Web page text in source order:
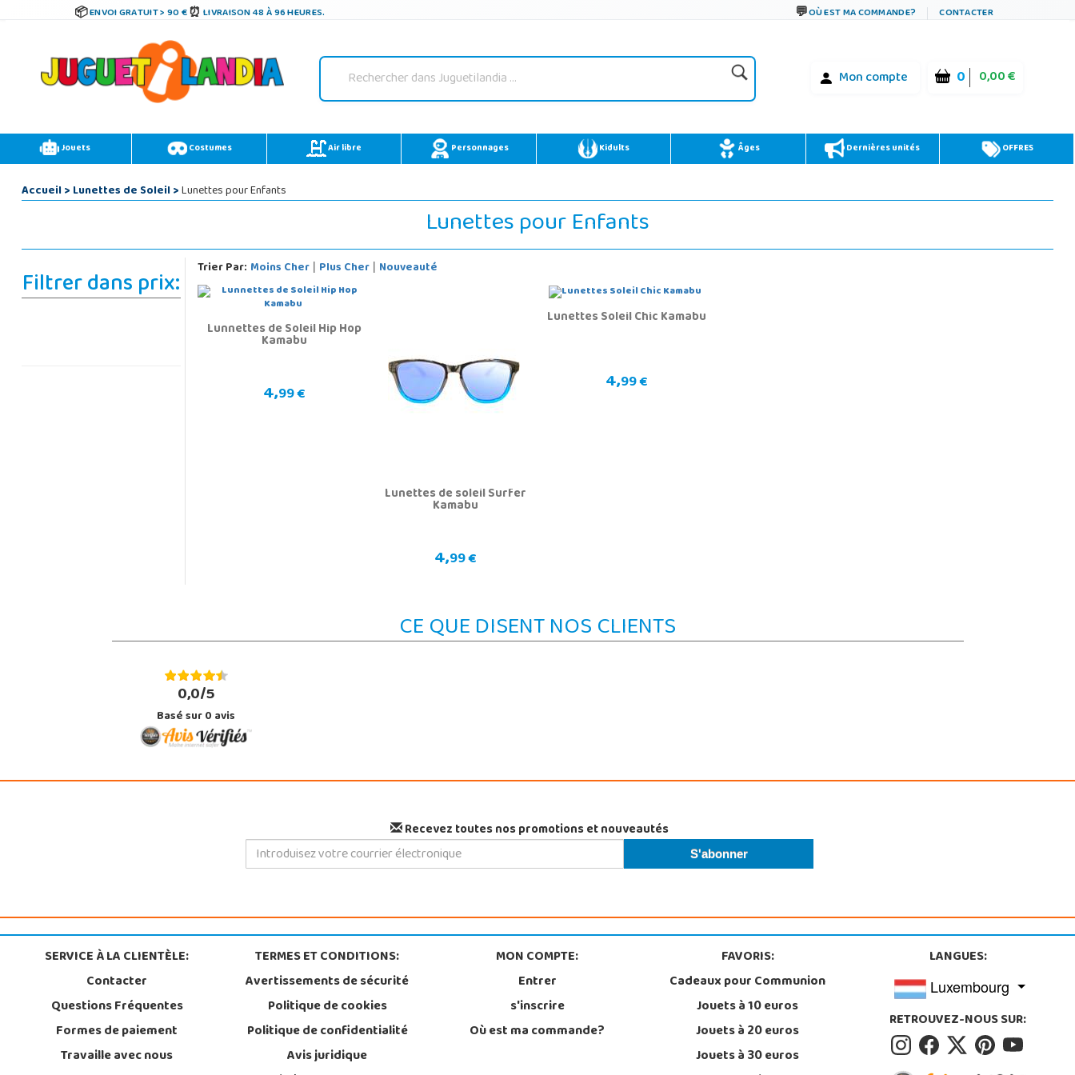
ENVOI GRATUIT > 90 € LIVRAISON 48 À 96 HEURES. OÙ EST MA COMMANDE? CONTACTER
Mon compte 0 0,00 €
Jouets Costumes Air libre Personnages Kidults Âges Dernières unités OFFRES
Accueil>Lunettes de Soleil>Lunettes pour Enfants
Lunettes pour Enfants
Filtrer dans prix: Trier Par: Moins Cher| Plus Cher| Nouveauté
Lunnettes de Soleil Hip Hop
Kamabu
4,99 €
Lunettes de soleil Surfer
Kamabu
4,99 €
Lunettes Soleil Chic Kamabu
4,99 €
CE QUE DISENT NOS CLIENTS
0,0/5
Basé sur0avis
Recevez toutes nos promotions et nouveautés
SERVICE À LA CLIENTÈLE:
Contacter
Questions Fréquentes
Formes de paiement
Travaille avec nous
TERMES ET CONDITIONS:
Avertissements de sécurité
Politique de cookies
Politique de confidentialité
Avis juridique
MON COMPTE:
Entrer
s'inscrire
Où est ma commande?
FAVORIS:
Cadeaux pour Communion
Jouets à 10 euros
Jouets à 20 euros
Jouets à 30 euros
LANGUES:
Luxembourg
RETROUVEZ-NOUS SUR: